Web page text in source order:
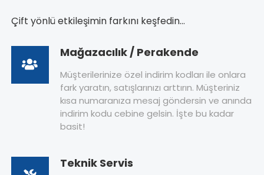
Çift yönlü etkileşimin farkını keşfedin...
Mağazacılık / Perakende
Müşterilerinize özel indirim kodları ile onlara
fark yaratın, satışlarınızı arttırın. Müşteriniz
kısa numaranıza mesaj göndersin ve anında
indirim kodu cebine gelsin. İşte bu kadar
basit!
Teknik Servis